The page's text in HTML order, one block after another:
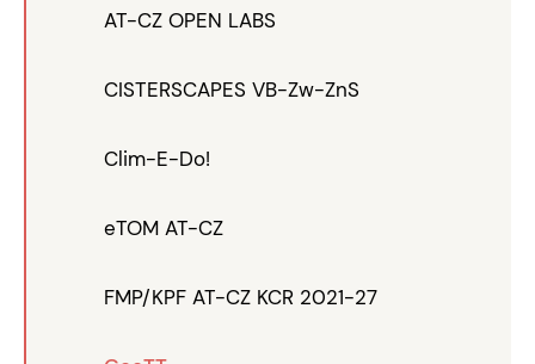
AT-CZ OPEN LABS
CISTERSCAPES VB-Zw-ZnS
Clim-E-Do!
eTOM AT-CZ
FMP/KPF AT-CZ KCR 2021-27